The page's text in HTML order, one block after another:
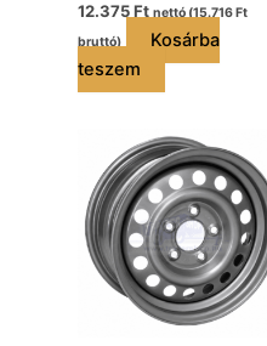
12.375Ft nettó (15.716 Ft
bruttó)
Kosárba
teszem